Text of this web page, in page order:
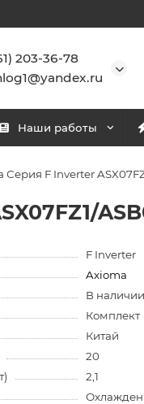
203-36-78
Наши работы
F Inverter
F Inverter
Axioma
В наличии
Комплект
Китай
20
2,1